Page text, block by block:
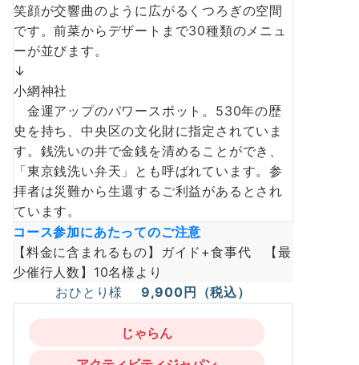
笑顔が交響曲のように広がるくつろぎの空間
です。前菜からデザートまで30種類のメニュ
ーが並びます。
↓
小網神社
金運アップのパワースポット。530年の歴
史を持ち、中央区の文化財に指定されていま
す。銭洗いの井で金銭を清めることができ、
「東京銭洗い弁天」とも呼ばれています。参
拝者は災難から生還するご利益があるとされ
ています。
コース参加にあたってのご注意
【料金に含まれるもの】ガイド+食事代 【最
少催行人数】10名様より
おひとり様 9,900円（税込）
じゃらん